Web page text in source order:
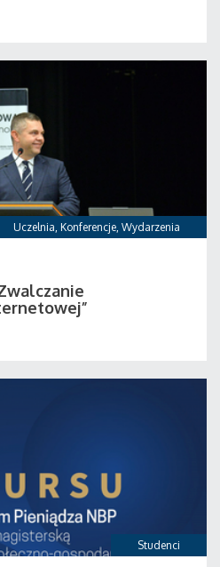
Uczelnia, Konferencje, Wydarzenia
Studenci